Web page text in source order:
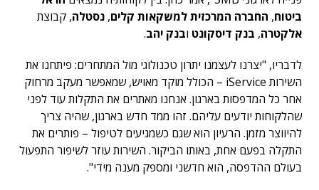
ביטוח, החברה המרכזית למשקאות קלים, נסטלה, קבוצת
אלקטרה, בנק דיסקונט ובנק יהב.
לדבריו, "יצרנו לעצמנו יתרון טכנולוגי מול המתחרים: פיתחנו את
השירות iService – הכולל מוקד מאויש, שמאפשר מעקב מרחוק
אחר כל המדפסות בארגון. אנחנו מאתרים את התקלות עוד לפני
שהלקוחות יודעים עליהם. זהו ממד חדש בארגון, שהיה צריך
להיווצר מזמן. הרעיון הוא שגם כשמגיעים לטיפול – פותרים את
התקלה בפעם אחת, באותו הביקור. השירות עוזר לשיפור התפעול
בעולם ההדפסה, הוא חדשני ומספק מענה מידי".